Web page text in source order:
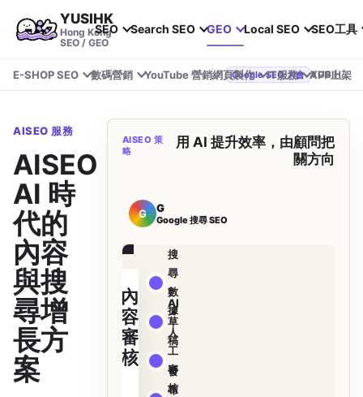
YUSIHK
Hong Kong
SEO / GEO
SEO Search SEO GEO Local SEO SEO工具
E-SHOP SEO 數碼營銷 YouTube 營銷網頁製作 IT服務 APP上架
Google SEO 大會 YUSIHK 近期參加 Google Search Central Live
AISEO 服務
AISEO：
AI 時
代的
內容
與搜
尋增
長方
案
AISEO 策
略
用 AI 提升效率，由顧問把
關方向
G G
Google 搜尋 SEO
搜
尋
數
據
AI
草
稿
人
工
審
核
發
布
內
容
審
核
Google / AI